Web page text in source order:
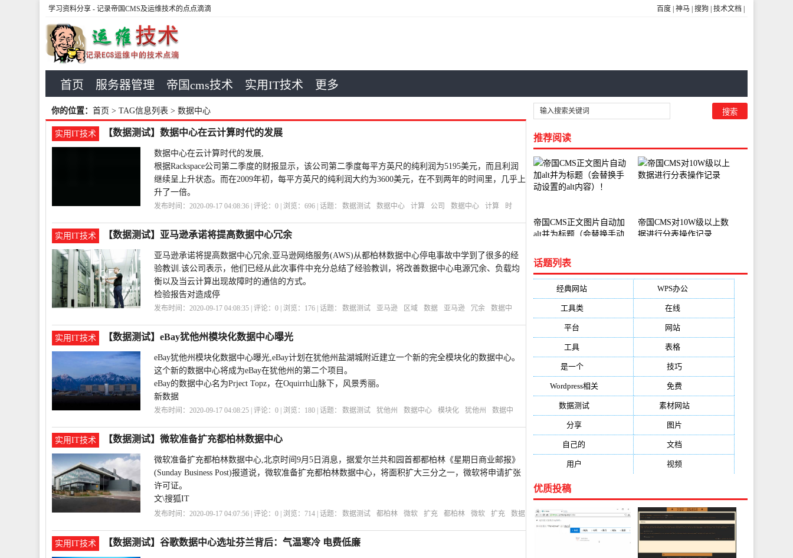
百度 神马 搜狗 技术文档
学习资料分享 - 记录帝国CMS及运维技术的点点滴滴
首页 服务器管理 帝国cms技术 实用IT技术 更多
你的位置： 首页 > TAG信息列表 > 数据中心
实用IT技术 【数据测试】数据中心在云计算时代的发展
数据中心在云计算时代的发展,
根据Rackspace公司第二季度的财报显示，该公司第二季度每平方英尺的纯利润为5195美元，而且利润
继续呈上升状态。而在2009年初，每平方英尺的纯利润大约为3600美元，在不到两年的时间里，几乎上
升了一倍。
发布时间：2020-09-17 04:08:36 | 评论：0 | 浏览：696 | 话题： 数据测试 数据中心 计算 公司 数据中心 计算
时
代
发展
实用IT技术 【数据测试】亚马逊承诺将提高数据中心冗余
亚马逊承诺将提高数据中心冗余,亚马逊网络服务(AWS)从都柏林数据中心停电事故中学到了很多的经
验教训.该公司表示，他们已经从此次事件中充分总结了经验教训，将改善数据中心电源冗余、负载均
衡以及当云计算出现故障时的通信的方式。
检验报告对造成停
发布时间：2020-09-17 04:08:35 | 评论：0 | 浏览： 176 | 话题： 数据测试 亚马逊 区域 数据 亚马逊 冗余
数据中
心
承诺 提高
实用IT技术 【数据测试】eBay犹他州模块化数据中心曝光
eBay犹他州模块化数据中心曝光,eBay计划在犹他州盐湖城附近建立一个新的完全模块化的数据中心。
这个新的数据中心将成为eBay在犹他州的第二个项目。
eBay的数据中心名为Prject Topz，在Oquirrh山脉下，风景秀丽。
新数据
发布时间：2020-09-17 04:08:25 | 评论：0 | 浏览： 180 | 话题： 数据测试 犹他州 数据中心 模块化 犹他州
数据中
心
模块化 曝光 eBay
实用IT技术 【数据测试】微软准备扩充都柏林数据中心
微软准备扩充都柏林数据中心,北京时间9月5日消息，据爱尔兰共和园首都都柏林《星期日商业邮报》
(Sunday Business Post)报道说，微软准备扩充都柏林数据中心，将面积扩大三分之一，微软将申请扩张
许可证。
文\搜狐IT
以上就是关
发布时间：2020-09-17 04:07:56 | 评论：0 | 浏览： 714 | 话题： 数据测试 都柏林 微软 扩充 都柏林 微软 扩充
数据
中心
实用IT技术 【数据测试】谷歌数据中心选址芬兰背后：气温寒冷 电费低廉
推荐阅读
帝国CMS正文图片自动加
alt并为标题（会替换手动
帝国CMS对10W级以上数
据进行分表操作记录
话题列表
经典网站 WPS办公(2513)
工具类(1994) 在线(1987)
平台 网站(1170)
工具 表格(1052)
是一个(1026) 技巧
Wordpress相关(851) 免费
数据测试(788) 素材网站
分享(676) 图片
自己的 文档
用户 视频
优质投稿